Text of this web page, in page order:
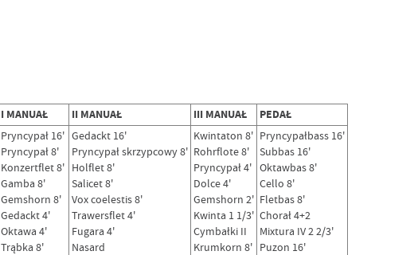
I MANUAŁ II MANUAŁ III MANUAŁ PEDAŁ
Pryncypał 16'
Pryncypał 8'
Konzertflet 8'
Gamba 8'
Gemshorn 8'
Gedackt 4'
Oktawa 4'
Trąbka 8'
Gedackt 16'
Pryncypał skrzypcowy 8'
Holflet 8'
Salicet 8'
Vox coelestis 8'
Trawersflet 4'
Fugara 4'
Nasard
Kwintaton 8'
Rohrflote 8'
Pryncypał 4'
Dolce 4'
Gemshorn 2'
Kwinta 1 1/3'
Cymbałki II
Krumkorn 8'
Pryncypałbass 16'
Subbas 16'
Oktawbas 8'
Cello 8'
Fletbas 8'
Chorał 4+2
Mixtura IV 2 2/3'
Puzon 16'